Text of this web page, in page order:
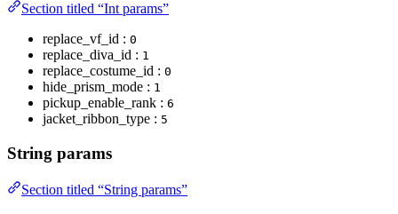
Section titled “Int params”
replace_vf_id : 0
replace_diva_id : 1
replace_costume_id : 0
hide_prism_mode : 1
pickup_enable_rank : 6
jacket_ribbon_type : 5
String params
Section titled “String params”